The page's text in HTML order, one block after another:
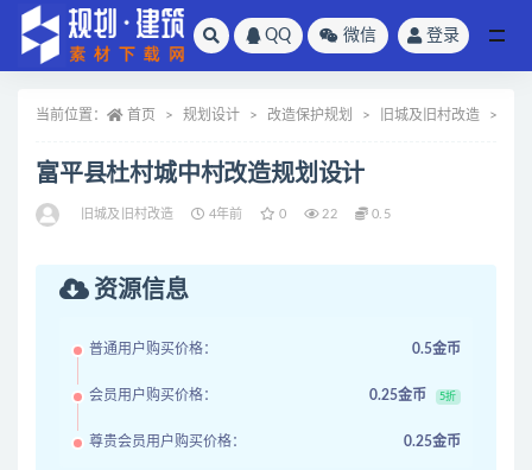
QQ 微信 登录
当前位置： 首页 规划设计 改造保护规划 旧城及旧村改造
富平县杜村城中村改造规划设计
旧城及旧村改造 4年前 0 22 0.5
资源信息
普通用户购买价格： 0.5金币
会员用户购买价格： 0.25金币 5折
尊贵会员用户购买价格： 0.25金币
全部